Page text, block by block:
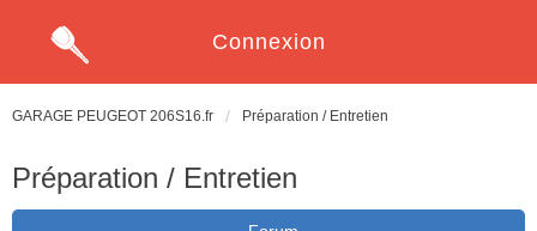
Connexion
GARAGE PEUGEOT 206S16.fr Préparation / Entretien
Préparation / Entretien